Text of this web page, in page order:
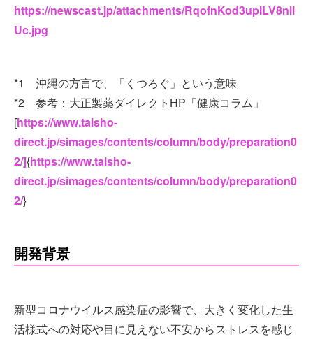
https://newscast.jp/attachments/RqofnKod3upILV8nli
Uc.jpg
*1 沖縄の方言で、「くつろぐ」という意味
*2 参考：大正製薬ダイレクトHP「健康コラム」
[https://www.taisho-
direct.jp/simages/contents/column/body/preparation0
2/]{https://www.taisho-
direct.jp/simages/contents/column/body/preparation0
2/}
開発背景
新型コロナウイルス感染症の影響で、大きく変化した生
活様式への対応や目に見えない不安からストレスを感じ